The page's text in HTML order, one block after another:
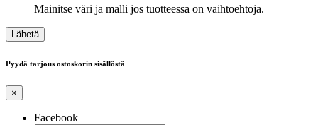
Mainitse väri ja malli jos tuotteessa on vaihtoehtoja.
Pyydä tarjous ostoskorin sisällöstä
×
Facebook